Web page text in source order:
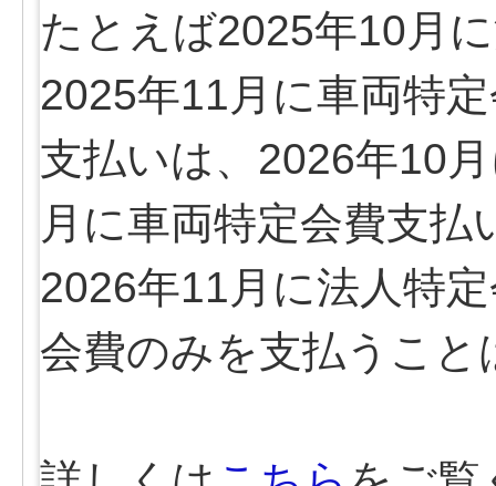
たとえば2025年10月
2025年11月に車両特
支払いは、2026年10
月に車両特定会費支
2026年11月に法人特
会費のみを支払うこ